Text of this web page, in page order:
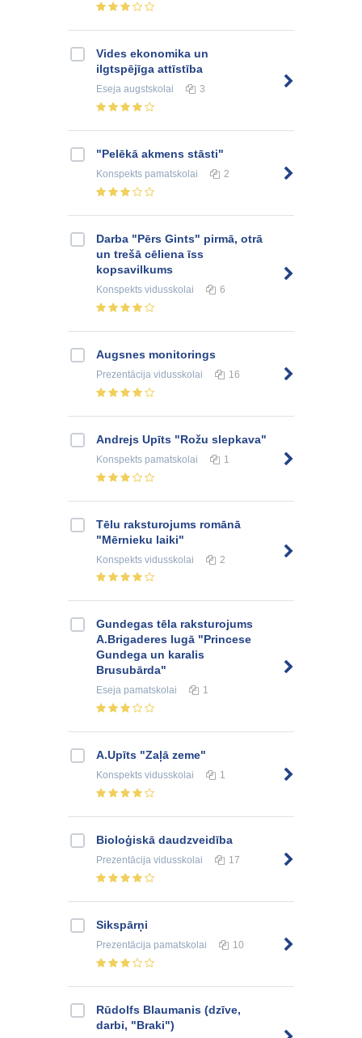
Vides ekonomika un
ilgtspējīga attīstība
Eseja augstskolai 3
"Pelēkā akmens stāsti"
Konspekts pamatskolai 2
Darba "Pērs Gints" pirmā, otrā
un trešā cēliena īss
kopsavilkums
Konspekts vidusskolai 6
Augsnes monitorings
Prezentācija vidusskolai 16
Andrejs Upīts "Rožu slepkava"
Konspekts pamatskolai 1
Tēlu raksturojums romānā
"Mērnieku laiki"
Konspekts vidusskolai 2
Gundegas tēla raksturojums
A.Brigaderes lugā "Princese
Gundega un karalis
Brusubārda"
Eseja pamatskolai 1
A.Upīts "Zaļā zeme"
Konspekts vidusskolai 1
Bioloģiskā daudzveidība
Prezentācija vidusskolai 17
Sikspārņi
Prezentācija pamatskolai 10
Rūdolfs Blaumanis (dzīve,
darbi, "Braki")